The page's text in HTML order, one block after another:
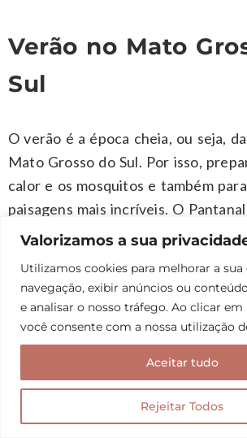
Valorizamos a sua
Utilizamos cookies para melhorar a sua
navegação, exibir anúncios ou
e analisar o nosso tráfego. Ao clicar em
você consente com a nossa utilização
Rejeitar Todos
Aceitar tudo
Verão no Mato
Sul
O verão é a época cheia, ou seja,
Mato Grosso do Sul. Por isso,
calor e os mosquitos e também
paisagens mais incríveis. O
planície inundável do mundo e é
durante a enchente e a cheia, as
estão mais abastecidas. Mas
d’água que podem ocorrer nessa
Os melhores destinos para visitar